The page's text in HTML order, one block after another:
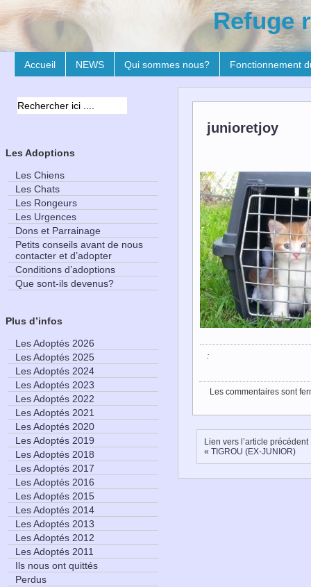
Refuge
Accueil NEWS Qui sommes nous? Fonctionnement
junioretjoy
:
Les commentaires sont
Lien vers l’article précédent
« TIGROU (EX-JUNIOR)
Les Adoptions
Les Chiens
Les Chats
Les Rongeurs
Les Urgences
Dons et Parrainage
Petits conseils avant de nous
contacter et d’adopter
Conditions d’adoptions
Que sont-ils devenus?
Plus d’infos
Les Adoptés 2026
Les Adoptés 2025
Les Adoptés 2024
Les Adoptés 2023
Les Adoptés 2022
Les Adoptés 2021
Les Adoptés 2020
Les Adoptés 2019
Les Adoptés 2018
Les Adoptés 2017
Les Adoptés 2016
Les Adoptés 2015
Les Adoptés 2014
Les Adoptés 2013
Les Adoptés 2012
Les Adoptés 2011
Ils nous ont quittés
Perdus